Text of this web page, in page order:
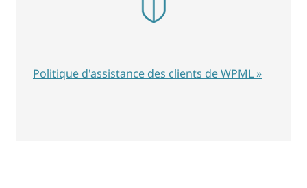
Politique d'assistance des clients de WPML »